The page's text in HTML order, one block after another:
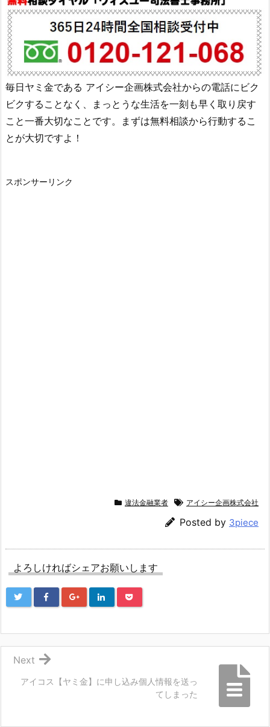
毎日ヤミ金である アイシー企画株式会社からの電話にビク
ビクすることなく、まっとうな生活を一刻も早く取り戻す
こと一番大切なことです。まずは無料相談から行動するこ
とが大切ですよ！
スポンサーリンク
違法金融業者 アイシー企画株式会社
Posted by 3piece
よろしければシェアお願いします
アイコス【ヤミ金】に申し込み個人情報を送っ
てしまった
Next